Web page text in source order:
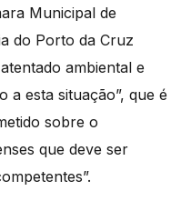
Municipal de
do Porto da Cruz
ambiental e
esta situação”, que é
sobre o
que deve ser